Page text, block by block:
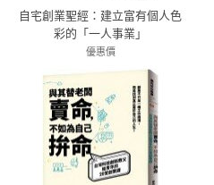
自宅創業聖經：建立富有個人色
彩的「一人事業」
優惠價
79折 253元